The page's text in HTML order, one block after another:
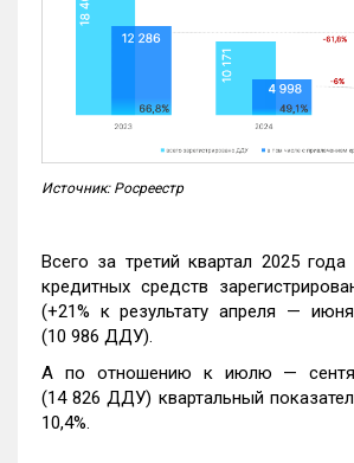
Источник: Росреестр
Всего за третий квартал 2025 года
кредитных средств
(+21% к результату апреля —
(10 986 ДДУ).
А по отношению к июлю —
(14 826 ДДУ) квартальный
10,4%.